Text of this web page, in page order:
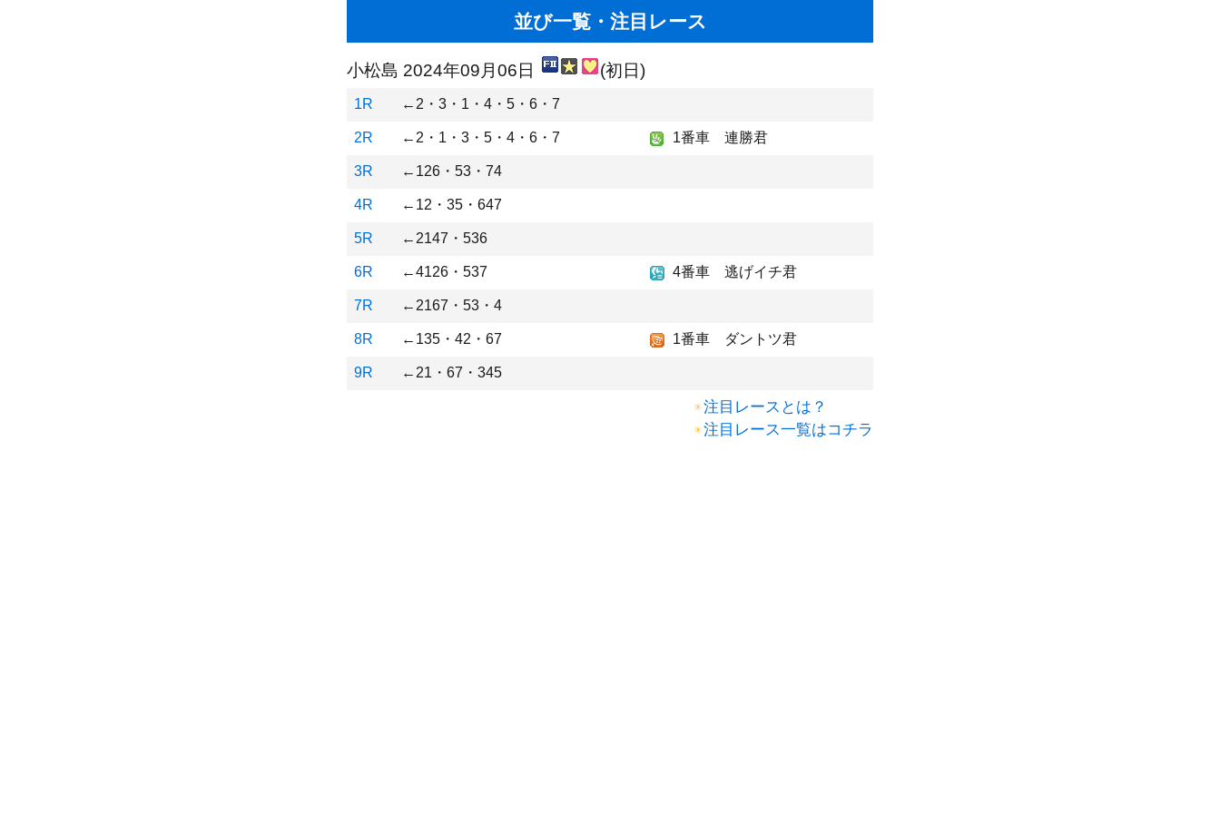
並び一覧・注目レース
小松島 2024年09月06日 (初日)
1R ←2・3・1・4・5・6・7
2R ←2・1・3・5・4・6・7 1番車 連勝君
3R ←126・53・74
4R ←12・35・647
5R ←2147・536
6R ←4126・537 4番車 逃げイチ君
7R ←2167・53・4
8R ←135・42・67 1番車 ダントツ君
9R ←21・67・345
注目レースとは？
注目レース一覧はコチラ